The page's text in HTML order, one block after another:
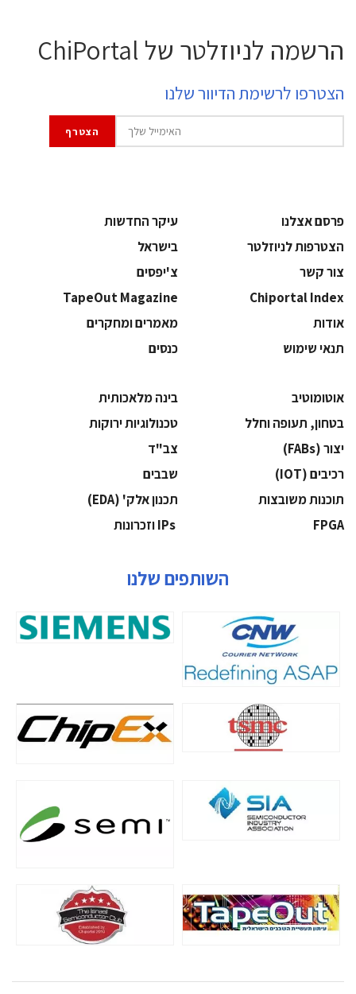
הרשמה לניוזלטר של ChiPortal
הצטרפו לרשימת הדיוור שלנו
פרסם אצלנו
עיקר החדשות
הצטרפות לניוזלטר
בישראל
צור קשר
צ'יפסים
Chiportal Index
TapeOut Magazine
אודות
מאמרים ומחקרים
תנאי שימוש
כנסים
אוטומוטיב
בינה מלאכותית
בטחון, תעופה וחלל
‫טכנולוגיות ירוקות‬
‫יצור (‪(FABs‬‬
‫צב"ד‬
‫רכיבים‬ (IOT)
‫שבבים‬
‫תוכנות משובצות‬
‫תכנון אלק' (‪(EDA‬‬
‫‪FPGA‬‬
השותפים שלנו